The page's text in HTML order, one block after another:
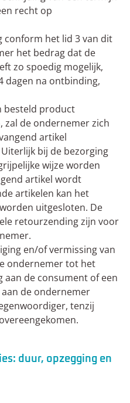
recht op
conform het lid 3 van dit
het bedrag dat de
zo spoedig mogelijk,
dagen na ontbinding,
besteld product
zal de ondernemer zich
artikel
bij de bezorging
wijze worden
artikel wordt
artikelen kan het
uitgesloten. De
retourzending zijn voor
en/of vermissing van
ondernemer tot het
aan de consument of een
de ondernemer
tenzij
duur, opzegging en